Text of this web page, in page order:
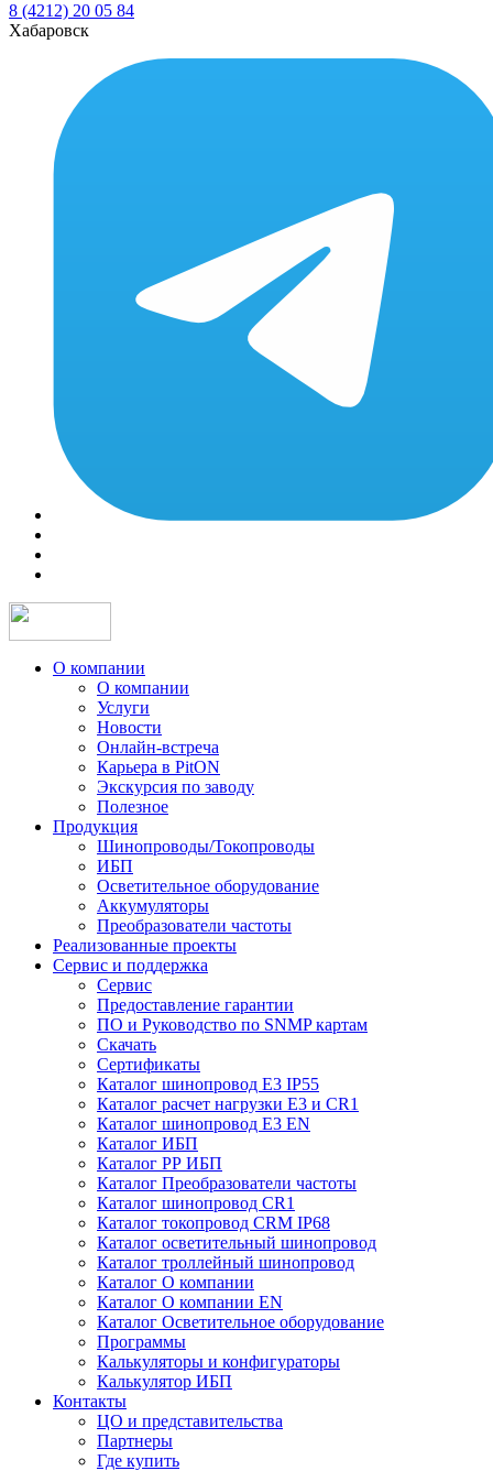
8 (4212) 20 05 84
Хабаровск
О компании
О компании
Услуги
Новости
Онлайн-встреча
Карьера в PitON
Экскурсия по заводу
Полезное
Продукция
Шинопроводы/Токопроводы
ИБП
Осветительное оборудование
Аккумуляторы
Преобразователи частоты
Реализованные проекты
Сервис и поддержка
Сервис
Предоставление гарантии
ПО и Руководство по SNMP картам
Скачать
Сертификаты
Каталог шинопровод E3 IP55
Каталог расчет нагрузки Е3 и CR1
Каталог шинопровод E3 EN
Каталог ИБП
Каталог РР ИБП
Каталог Преобразователи частоты
Каталог шинопровод CR1
Каталог токопровод CRM IP68
Каталог осветительный шинопровод
Каталог троллейный шинопровод
Каталог О компании
Каталог О компании EN
Каталог Осветительное оборудование
Программы
Калькуляторы и конфигураторы
Калькулятор ИБП
Контакты
ЦО и представительства
Партнеры
Где купить